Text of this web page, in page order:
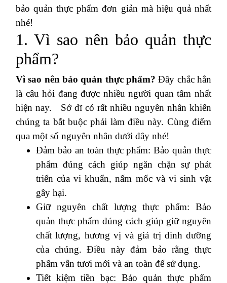
bảo quản thực phẩm đơn giản mà hiệu quả nhất
nhé!
1. Vì sao nên bảo quản thực
phẩm?
Vì sao nên bảo quản thực phẩm? Đây chắc hẳn
là câu hỏi đang được nhiều người quan tâm nhất
hiện nay. Sở dĩ có rất nhiều nguyên nhân khiến
chúng ta bắt buộc phải làm điều này. Cùng điểm
qua một số nguyên nhân dưới đây nhé!
Đảm bảo an toàn thực phẩm: Bảo quản thực
phẩm đúng cách giúp ngăn chặn sự phát
triển của vi khuẩn, nấm mốc và vi sinh vật
gây hại.
Giữ nguyên chất lượng thực phẩm: Bảo
quản thực phẩm đúng cách giúp giữ nguyên
chất lượng, hương vị và giá trị dinh dưỡng
của chúng. Điều này đảm bảo rằng thực
phẩm vẫn tươi mới và an toàn để sử dụng.
Tiết kiệm tiền bạc: Bảo quản thực phẩm